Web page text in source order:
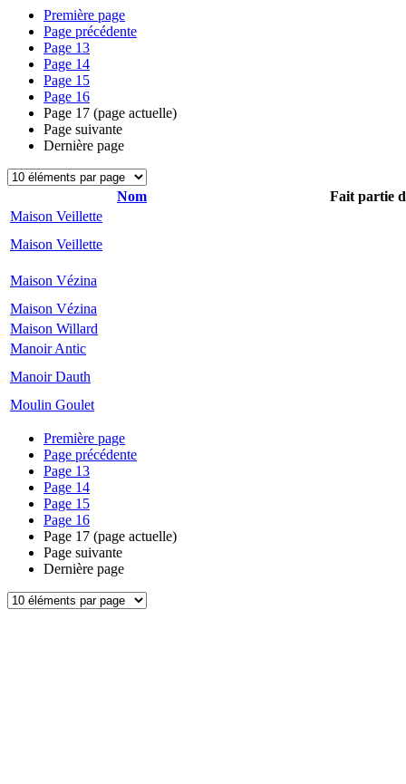
Première page
Page précédente
Page 13
Page 14
Page 15
Page 16
Page 17 (page actuelle)
Page suivante
Dernière page
Nom
Fait partie
Maison Veillette
Maison Veillette
Maison Vézina
Maison Vézina
Maison Willard
Manoir Antic
Manoir Dauth
Moulin Goulet
Première page
Page précédente
Page 13
Page 14
Page 15
Page 16
Page 17 (page actuelle)
Page suivante
Dernière page